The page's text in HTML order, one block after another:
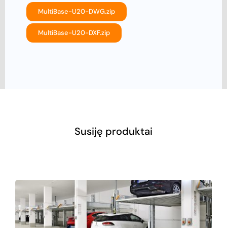
MultiBase-U20-DWG.zip
MultiBase-U20-DXF.zip
Susiję produktai
SingleVario 2061
PARKERIAI